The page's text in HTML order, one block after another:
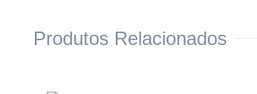
Produtos Relacionados